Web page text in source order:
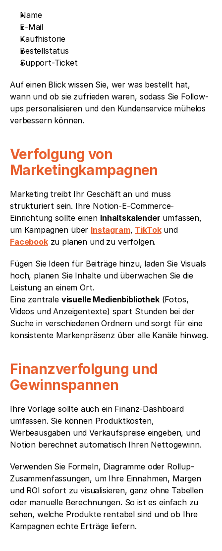
Name
E-Mail
Kaufhistorie
Bestellstatus
Support-Ticket
Auf einen Blick wissen Sie, wer was bestellt hat,
wann und ob sie zufrieden waren, sodass Sie Follow-
ups personalisieren und den Kundenservice mühelos
verbessern können.
Verfolgung von
Marketingkampagnen
Marketing treibt Ihr Geschäft an und muss
strukturiert sein. Ihre Notion-E-Commerce-
Einrichtung sollte einen Inhaltskalender umfassen,
um Kampagnen über Instagram, TikTok
und
Facebook zu planen und zu verfolgen.
Fügen Sie Ideen für Beiträge hinzu, laden Sie Visuals
hoch, planen Sie Inhalte und überwachen Sie die
Leistung an einem Ort.
Eine zentrale visuelle Medienbibliothek (Fotos,
Videos und Anzeigentexte) spart Stunden bei der
Suche in verschiedenen Ordnern und sorgt für eine
konsistente Markenpräsenz über alle Kanäle hinweg.
Finanzverfolgung und
Gewinnspannen
Ihre Vorlage sollte auch ein Finanz-Dashboard
umfassen. Sie können Produktkosten,
Werbeausgaben und Verkaufspreise eingeben, und
Notion berechnet automatisch Ihren Nettogewinn.
Verwenden Sie Formeln, Diagramme oder Rollup-
Zusammenfassungen, um Ihre Einnahmen, Margen
und ROI sofort zu visualisieren, ganz ohne Tabellen
oder manuelle Berechnungen. So ist es einfach zu
sehen, welche Produkte rentabel sind und ob Ihre
Kampagnen echte Erträge liefern.